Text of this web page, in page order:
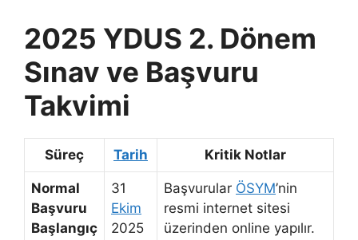
2025 YDUS 2. Dönem
Sınav ve Başvuru
Takvimi
Süreç Tarih Kritik Notlar
Normal
Başvuru
Başlangıç
31
Ekim
2025
Başvurular ÖSYM’nin
resmi internet sitesi
üzerinden online yapılır.